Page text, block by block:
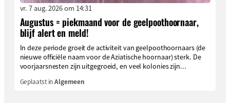
vr. 7 aug. 2026 om 14:31
Augustus = piekmaand voor de geelpoothoornaar,
blijf alert en meld!
In deze periode groeit de activiteit van geelpoothoornaars (de
nieuwe officiële naam voor de Aziatische hoornaar) sterk. De
voorjaarsnesten zijn uitgegroeid, en veel kolonies zijn...
Geplaatst inAlgemeen